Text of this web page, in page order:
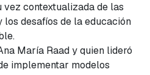
contextualizada de las
desafíos de la educación
María Raad y quien lideró
implementar modelos